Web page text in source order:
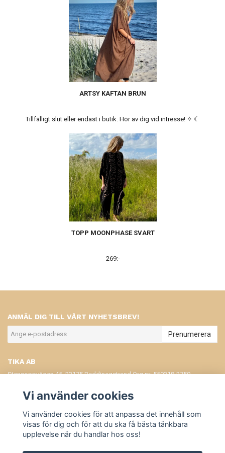
ARTSY KAFTAN BRUN
Tillfälligt slut eller endast i butik. Hör av dig vid intresse! ✧ ☾
TOPP MOONPHASE SVART
269:-
ANMÄL DIG TILL VÅRT NYHETSBREV!
Prenumerera
TIKA AB
Stensoppvägen 45, 23175 Beddinegstrand Org.nr: 559318-2750
KÖPVILLKOR
Vi använder cookies
Vi använder cookies för att anpassa det innehåll som
visas för dig och för att du ska få bästa tänkbara
upplevelse när du handlar hos oss!